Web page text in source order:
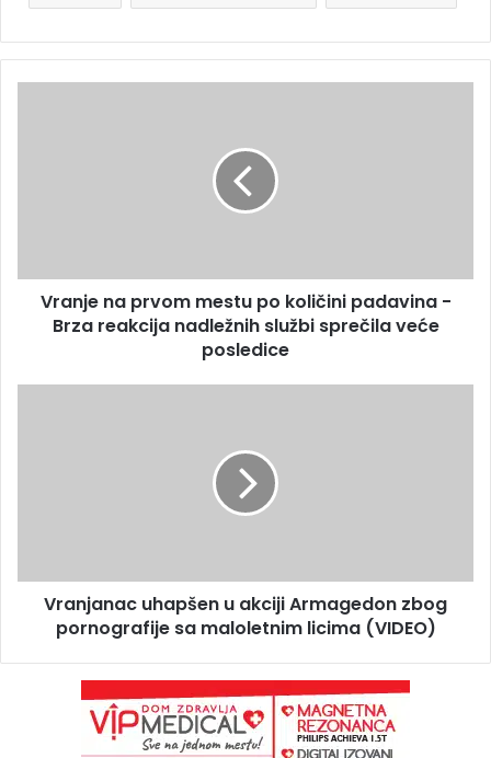
Vranje na prvom mestu po količini padavina -
Brza reakcija nadležnih službi sprečila veće
posledice
Vranjanac uhapšen u akciji Armagedon zbog
pornografije sa maloletnim licima (VIDEO)